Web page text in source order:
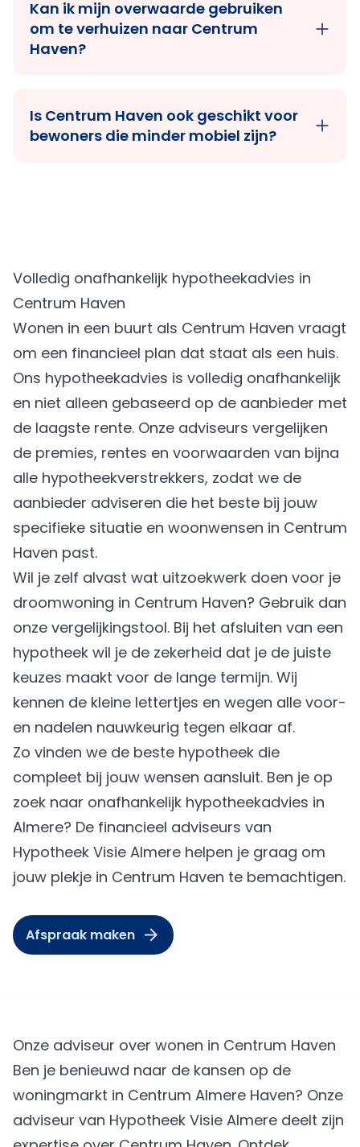
Kan ik mijn overwaarde gebruiken
om te verhuizen naar Centrum
Haven?
Is Centrum Haven ook geschikt voor
bewoners die minder mobiel zijn?
Volledig onafhankelijk hypotheekadvies in
Centrum Haven
Wonen in een buurt als Centrum Haven vraagt
om een financieel plan dat staat als een huis.
Ons hypotheekadvies is volledig onafhankelijk
en niet alleen gebaseerd op de aanbieder met
de laagste rente. Onze adviseurs vergelijken
de premies, rentes en voorwaarden van bijna
alle hypotheekverstrekkers, zodat we de
aanbieder adviseren die het beste bij jouw
specifieke situatie en woonwensen in Centrum
Haven past.
Wil je zelf alvast wat uitzoekwerk doen voor je
droomwoning in Centrum Haven? Gebruik dan
onze vergelijkingstool. Bij het afsluiten van een
hypotheek wil je de zekerheid dat je de juiste
keuzes maakt voor de lange termijn. Wij
kennen de kleine lettertjes en wegen alle voor-
en nadelen nauwkeurig tegen elkaar af.
Zo vinden we de beste hypotheek die
compleet bij jouw wensen aansluit. Ben je op
zoek naar onafhankelijk hypotheekadvies in
Almere? De financieel adviseurs van
Hypotheek Visie Almere helpen je graag om
jouw plekje in Centrum Haven te bemachtigen.
Afspraak maken
Onze adviseur over wonen in Centrum Haven
Ben je benieuwd naar de kansen op de
woningmarkt in Centrum Almere Haven? Onze
adviseur van Hypotheek Visie Almere deelt zijn